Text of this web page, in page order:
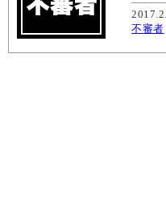
不審者